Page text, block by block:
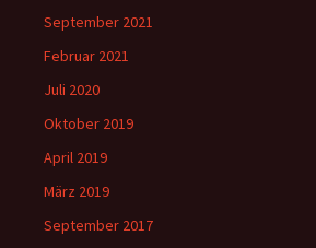
September 2021
Februar 2021
Juli 2020
Oktober 2019
April 2019
März 2019
September 2017